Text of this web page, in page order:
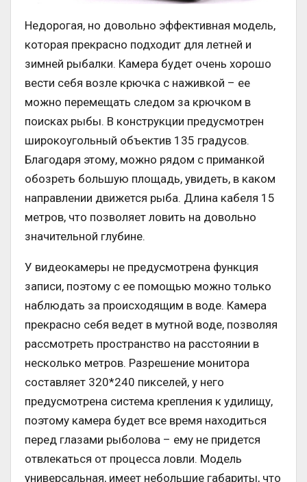
Недорогая, но довольно эффективная модель,
которая прекрасно подходит для летней и
зимней рыбалки. Камера будет очень хорошо
вести себя возле крючка с наживкой – ее
можно перемещать следом за крючком в
поисках рыбы. В конструкции предусмотрен
широкоугольный объектив 135 градусов.
Благодаря этому, можно рядом с приманкой
обозреть большую площадь, увидеть, в каком
направлении движется рыба. Длина кабеля 15
метров, что позволяет ловить на довольно
значительной глубине.
У видеокамеры не предусмотрена функция
записи, поэтому с ее помощью можно только
наблюдать за происходящим в воде. Камера
прекрасно себя ведет в мутной воде, позволяя
рассмотреть пространство на расстоянии в
несколько метров. Разрешение монитора
составляет 320*240 пикселей, у него
предусмотрена система крепления к удилищу,
поэтому камера будет все время находиться
перед глазами рыболова – ему не придется
отвлекаться от процесса ловли. Модель
универсальная, имеет небольшие габариты, что